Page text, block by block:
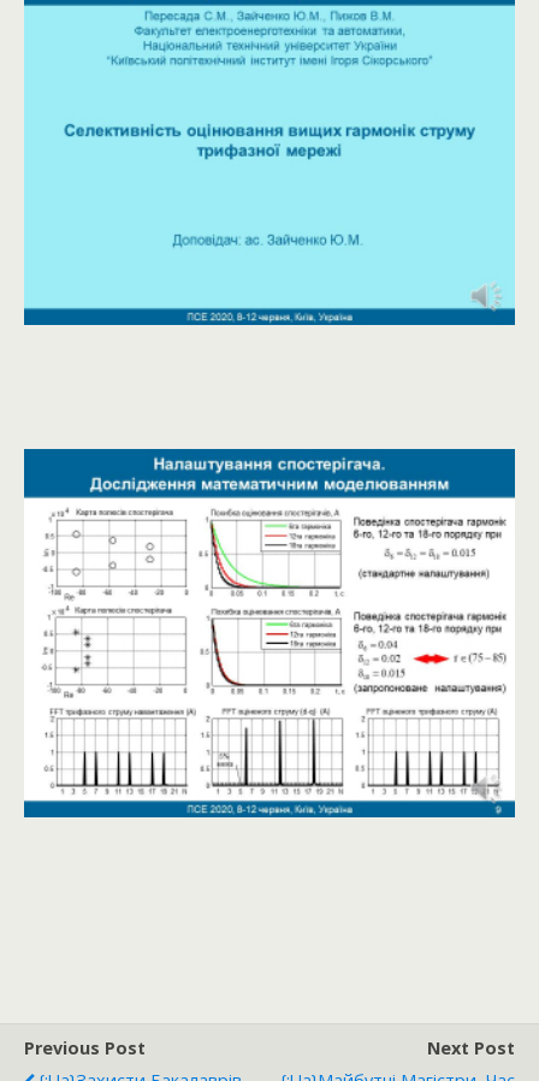
Previous Post
Next Post